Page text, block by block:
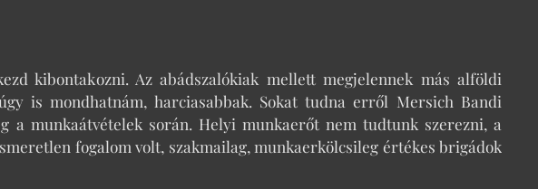
kibontakozni. Az abádszalókiak mellett megjelennek más alföldi
is mondhatnám, harciasabbak. Sokat tudna erről Mersich Bandi
a munkaátvételek során. Helyi munkaerőt nem tudtunk szerezni, a
fogalom volt, szakmailag, munkaerkölcsileg értékes brigádok